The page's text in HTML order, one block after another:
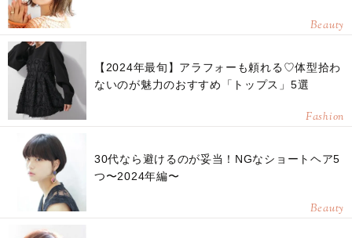
Beauty
【2024年最旬】アラフォーも頼れる♡体型拾わ
ないのが魅力のおすすめ「トップス」5選
Fashion
30代なら避けるのが妥当！NGなショートヘア5
つ〜2024年編〜
Beauty